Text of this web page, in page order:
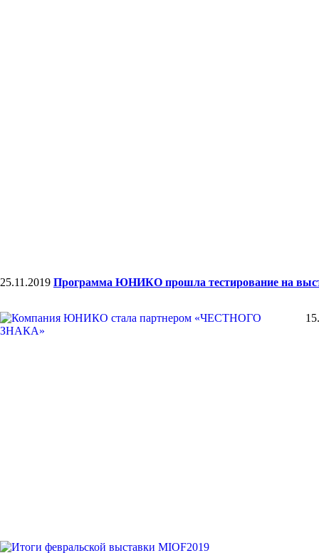
25.11.2019 Программа ЮНИКО прошла тестирование на